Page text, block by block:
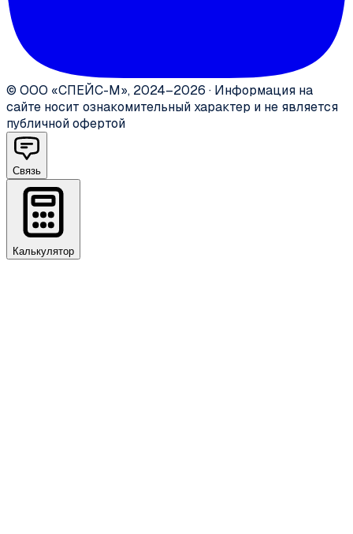
© ООО «СПЕЙС-М», 2024–2026 · Информация на
сайте носит ознакомительный характер и не является
публичной офертой
Связь
Калькулятор